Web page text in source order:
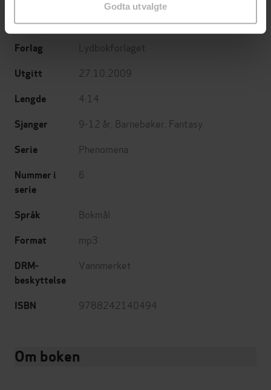
Godta utvalgte
Ruben Eliassen(forfatter),
Furuseth(innleser)
Forlag Lydbokforlaget
Utgitt 27.10.2009
Lengde 4:14
Sjanger 9-12 år Barnebøker Fantasy
Serie Phenomena
Nummer i
serie
6
Språk Bokmål
Format mp3
DRM-
beskyttelse
Vannmerket
ISBN 9788242140494
Om boken